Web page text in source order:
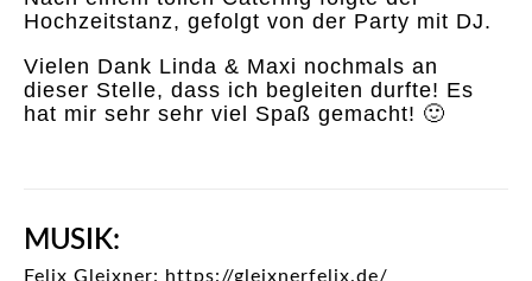
Hochzeitstanz, gefolgt von der Party mit DJ.
Vielen Dank Linda & Maxi nochmals an
dieser Stelle, dass ich begleiten durfte! Es
hat mir sehr sehr viel Spaß gemacht! 🙂
MUSIK:
Felix Gleixner: https://gleixnerfelix.de/